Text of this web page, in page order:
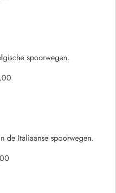
spoorwegen.
de Italiaanse spoorwegen.